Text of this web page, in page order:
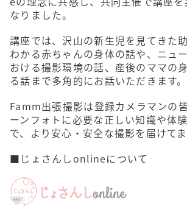
なりました。
講座では、沢山の新生児を見てきた
わかる赤ちゃんの身体の話や、ニュ
おける撮影環境の話、産後のママの
る話まで多角的にお話いただきます。
Famm出張撮影は登録カメラマンの
ーンフォトに必要な正しい知識や体
で、より安心・安全な撮影を届けてま
​■じょさんしonlineについて